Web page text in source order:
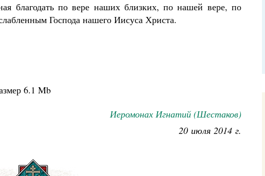
благодать по вере наших близких, по нашей вере, по
Господа нашего Иисуса Христа.
6.1 Mb
Иеромонах Игнатий (Шестаков)
20 июля 2014 г.